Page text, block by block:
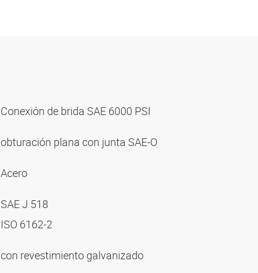
Conexión de brida SAE 6000 PSI
obturación plana con junta SAE-O
Acero
SAE J 518
ISO 6162-2
con revestimiento galvanizado